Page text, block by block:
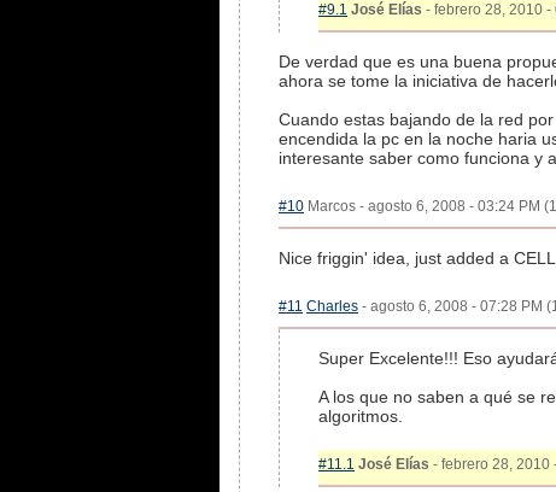
#9.1 José Elías - febrero 28, 2010 -
De verdad que es una buena
ahora se tome la iniciativa de
Cuando estas bajando de la red
encendida la pc en la noche haria
interesante saber como funciona y
#10 Marcos - agosto 6, 2008 - 03:24 PM
Nice friggin' idea, just added a
#11 Charles - agosto 6, 2008 - 07:28 PM
Super Excelente!!! Eso
A los que no saben a qué se
algoritmos.
#11.1 José Elías - febrero 28, 2010